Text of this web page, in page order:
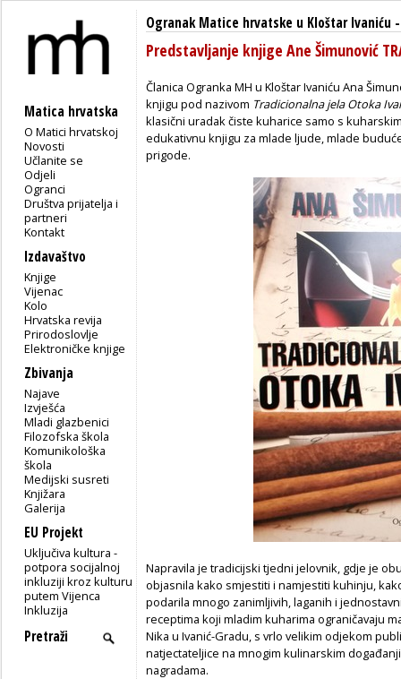
Matica hrvatska
O Matici hrvatskoj
Novosti
Učlanite se
Odjeli
Ogranci
Društva prijatelja i
partneri
Kontakt
Izdavaštvo
Knjige
Vijenac
Kolo
Hrvatska revija
Prirodoslovlje
Elektroničke knjige
Zbivanja
Najave
Izvješća
Mladi glazbenici
Filozofska škola
Komunikološka
škola
Medijski susreti
Knjižara
Galerija
EU Projekt
Uključiva kultura -
potpora socijalnoj
inkluziji kroz kulturu
putem Vijenca
Inkluzija
Ogranak Matice hrvatske u Kloštar Ivaniću
Predstavljanje knjige Ane Šimunović
Članica Ogranka MH u Kloštar Ivaniću Ana
knjigu pod nazivom Tradicionalna jela Otoka
klasični uradak čiste kuharice samo s
edukativnu knjigu za mlade ljude, mlade
prigode.
Napravila je tradicijski tjedni jelovnik, gdje je
objasnila kako smjestiti i namjestiti kuhinju,
podarila mnogo zanimljivih, laganih i
receptima koji mladim kuharima ograničavaju
Nika u Ivanić-Gradu, s vrlo velikim odjekom
natjectateljice na mnogim kulinarskim
nagradama.